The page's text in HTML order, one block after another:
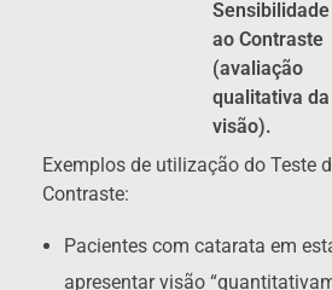
Sensibilidade
ao Contraste
(avaliação
qualitativa da
visão).
Exemplos de utilização do Teste
Contraste:
Pacientes com catarata em
apresentar visão